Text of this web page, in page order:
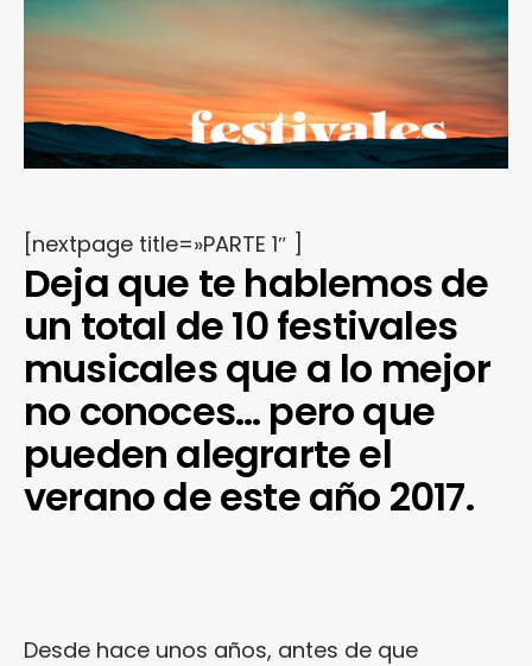
[nextpage title=»PARTE 1″ ]
Deja que te hablemos de
un total de 10 festivales
musicales que a lo mejor
no conoces… pero que
pueden alegrarte el
verano de este año 2017.
Desde hace unos años, antes de que